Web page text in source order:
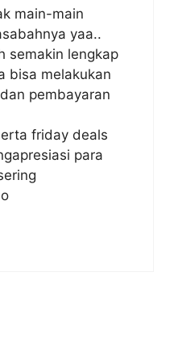
main-main
yaa..
semakin lengkap
bisa melakukan
pembayaran
friday deals
para